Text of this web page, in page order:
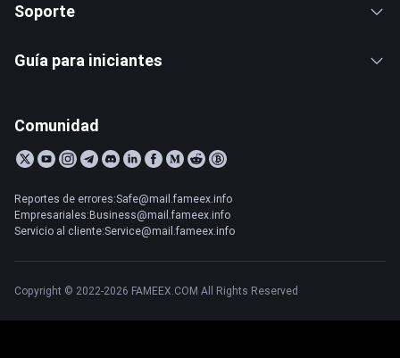
Soporte
Guía para iniciantes
Comunidad
Reportes de errores:Safe@mail.fameex.info
Empresariales:Business@mail.fameex.info
Servicio al cliente:Service@mail.fameex.info
Copyright © 2022-2026 FAMEEX.COM All Rights Reserved